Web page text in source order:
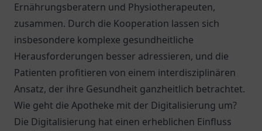
Ernährungsberatern und Physiotherapeuten,
zusammen. Durch die Kooperation lassen sich
insbesondere komplexe gesundheitliche
Herausforderungen besser adressieren, und die
Patienten profitieren von einem interdisziplinären
Ansatz, der ihre Gesundheit ganzheitlich betrachtet.
Wie geht die Apotheke mit der Digitalisierung um?
Die Digitalisierung hat einen erheblichen Einfluss